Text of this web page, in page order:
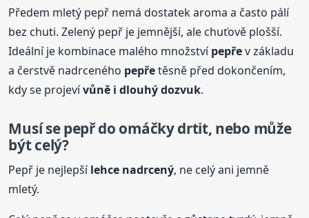
Předem mletý pepř nemá dostatek aroma a často pálí
bez chuti. Zelený pepř je jemnější, ale chuťově plošší.
Ideální je kombinace malého množstvípepřev základu
a čerstvě nadrceného pepřetěsně před dokončením,
kdy se projevívůně i dlouhý dozvuk.
Musí se pepř do omáčky drtit, nebo může
být celý?
Pepř je nejlepšílehce nadrcený, ne celý ani jemně
mletý.